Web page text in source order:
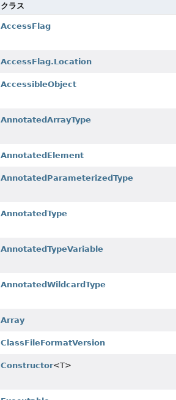
クラス
AccessFlag
AccessFlag.Location
AccessibleObject
AnnotatedArrayType
AnnotatedElement
AnnotatedParameterizedType
AnnotatedType
AnnotatedTypeVariable
AnnotatedWildcardType
Array
ClassFileFormatVersion
Constructor<T>